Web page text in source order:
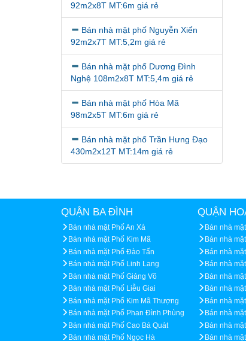
92m2x8T MT:6m giá rẻ
Bán nhà mặt phố Nguyễn Xiển
92m2x7T MT:5,2m giá rẻ
Bán nhà mặt phố Dương Đình
Nghệ 108m2x8T MT:5,4m giá rẻ
Bán nhà mặt phố Hòa Mã
98m2x5T MT:6m giá rẻ
Bán nhà mặt phố Trần Hưng Đạo
430m2x12T MT:14m giá rẻ
QUẬN BA ĐÌNH
Bán nhà mặt Phố An Xá
Bán nhà mặt Phố Kim Mã
Bán nhà mặt Phố Đào Tấn
Bán nhà mặt Phố Linh Lang
Bán nhà mặt Phố Giảng Võ
Bán nhà mặt Phố Liễu Giai
Bán nhà mặt Phố Kim Mã Thượng
Bán nhà mặt Phố Phan Đình Phùng
Bán nhà mặt Phố Cao Bá Quát
Bán nhà mặt Phố Ngọc Hà
QUẬN
Bán nhà
Bán nhà
Bán nhà
Bán nhà
Bán nhà
Bán nhà
Bán nhà
Bán nhà
Bán nhà
Bán nhà